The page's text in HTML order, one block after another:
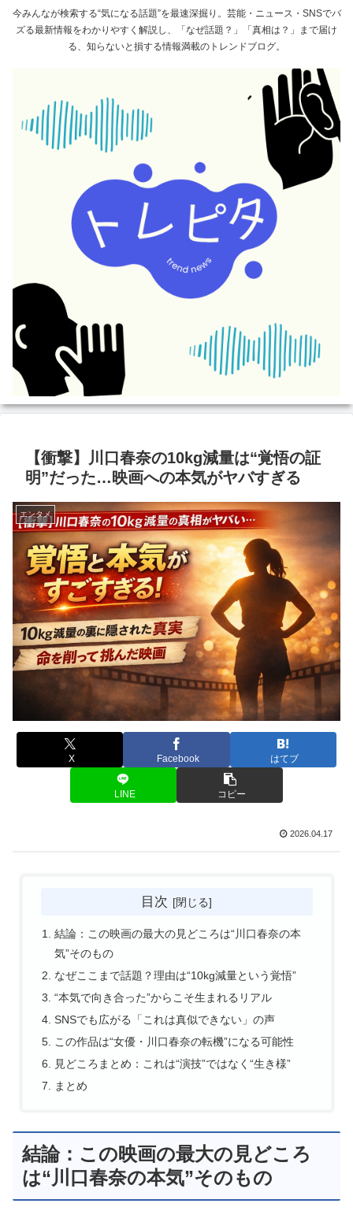
今みんなが検索する“気になる話題”を最速深掘り。芸能・ニュース・SNSでバ
ズる最新情報をわかりやすく解説し、「なぜ話題？」「真相は？」まで届け
る、知らないと損する情報満載のトレンドブログ。
【衝撃】川口春奈の10kg減量は“覚悟の証
明”だった…映画への本気がヤバすぎる
エンタメ
X Facebook はてブ
LINE コピー
2026.04.17
目次
結論：この映画の最大の見どころは“川口春奈の本
気”そのもの
なぜここまで話題？理由は“10kg減量という覚悟”
“本気で向き合った”からこそ生まれるリアル
SNSでも広がる「これは真似できない」の声
この作品は“女優・川口春奈の転機”になる可能性
見どころまとめ：これは“演技”ではなく“生き様”
まとめ
結論：この映画の最大の見どころ
は“川口春奈の本気”そのもの